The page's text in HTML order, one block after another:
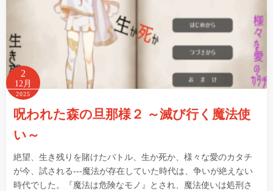
2
12月
2025
呪われた森の旦那様２ ～滅び行く魔法使
い～
絶望、生き残りを賭けたバトル、生か死か、様々な愛のカタチ
が今、試される---魔法が存在していた時代は、争いが絶えない
時代でした。『魔法は危険なモノ』とされ、魔法使いは処刑さ